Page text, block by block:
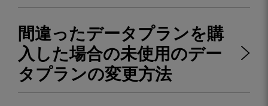
間違ったデータプランを購
入した場合の未使用のデー
タプランの変更方法